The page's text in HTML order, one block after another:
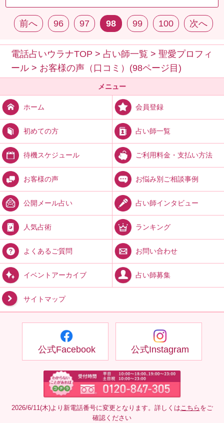
前へ 96 97 98 99 100 次へ
電話占いウラナTOP > 占い師一覧 >聖愛プロフィ
ール > お客様の声（口コミ）(98ページ目)
メニュー
ホーム 会員登録
初めての方 占い師一覧
待機スケジュール ご利用料金・支払い方法
お客様の声 お悩み別ご相談事例
公開メール占い 占い師インタビュー
人気占術 ランキング
よくあるご質問 お問い合わせ
イベントアーカイブ 占い師募集
サイトマップ
公式Facebook 公式Instagram
2026/6/11(木)より新電話番号に変更となります。詳しくは こちら をご
確認ください